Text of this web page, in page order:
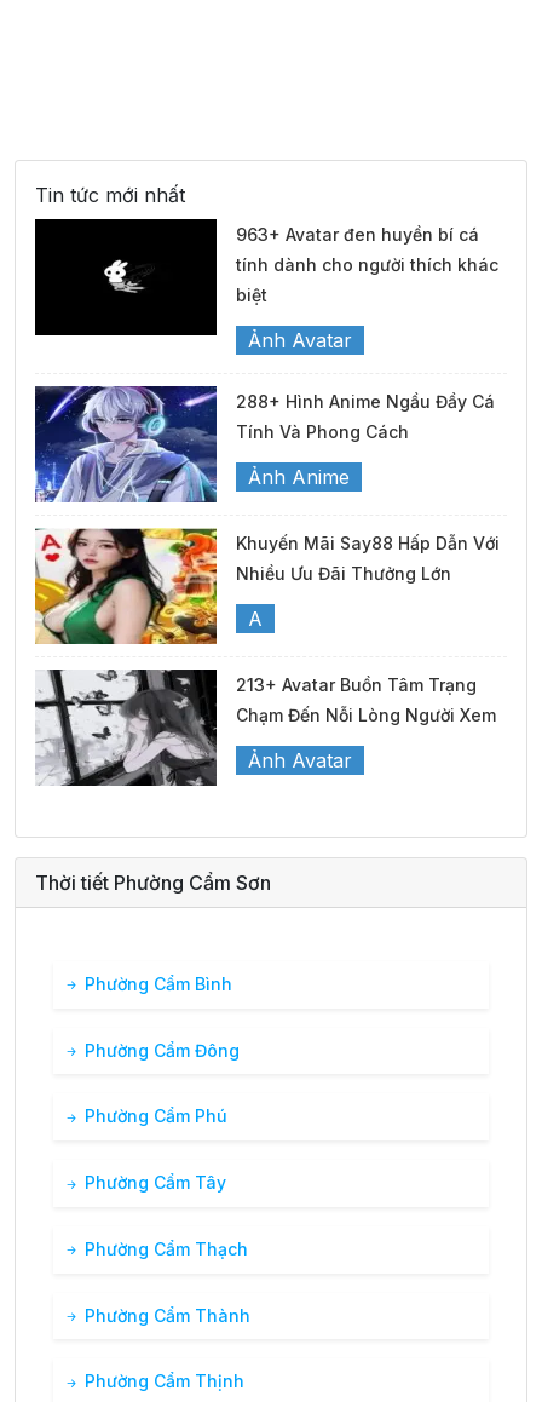
Tin tức mới nhất
963+ Avatar đen huyền bí cá
tính dành cho người thích khác
biệt
Ảnh Avatar
288+ Hình Anime Ngầu Đầy Cá
Tính Và Phong Cách
Ảnh Anime
Khuyến Mãi Say88 Hấp Dẫn Với
Nhiều Ưu Đãi Thưởng Lớn
A
213+ Avatar Buồn Tâm Trạng
Chạm Đến Nỗi Lòng Người Xem
Ảnh Avatar
Thời tiết Phường Cẩm Sơn
Phường Cẩm Bình
Phường Cẩm Đông
Phường Cẩm Phú
Phường Cẩm Tây
Phường Cẩm Thạch
Phường Cẩm Thành
Phường Cẩm Thịnh